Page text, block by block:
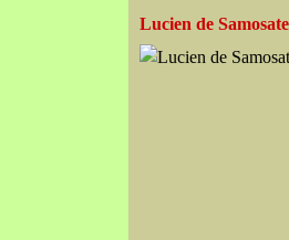
Lucien de